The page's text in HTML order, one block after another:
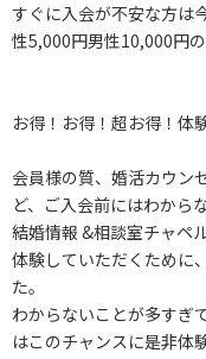
すぐに入会が不安な方は
性5,000円男性10,000円の
お得！お得！超お得！体
会員様の質、婚活カウン
ど、ご入会前にはわから
結婚情報 &相談室チャペ
体験していただくために
た。
わからないことが多すぎ
はこのチャンスに是非体